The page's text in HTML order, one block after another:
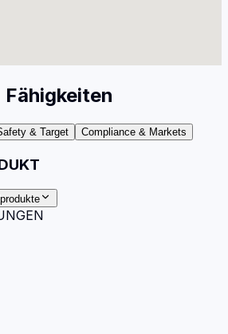
& Target Compliance & Markets